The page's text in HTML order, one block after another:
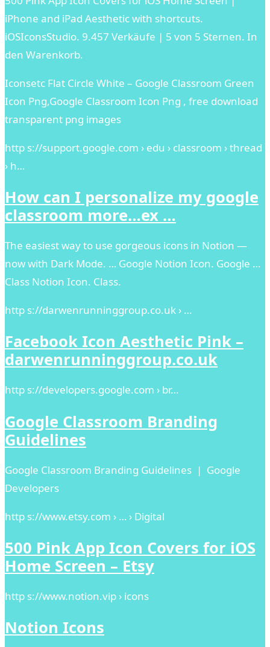
iPhone and iPad Aesthetic with shortcuts.
iOSIconsStudio. 9.457 Verkäufe | 5 von 5 Sternen. In
den Warenkorb.
Iconsetc Flat Circle White – Google Classroom Green
Icon Png,Google Classroom Icon Png , free download
transparent png images
http s://support.google.com › edu › classroom › thread
› h…
How can I personalize my google
classroom more…ex …
The easiest way to use gorgeous icons in Notion —
now with Dark Mode. … Google Notion Icon. Google …
Class Notion Icon. Class.
http s://darwenrunninggroup.co.uk › …
Facebook Icon Aesthetic Pink –
darwenrunninggroup.co.uk
http s://developers.google.com › br…
Google Classroom Branding
Guidelines
Google Classroom Branding Guidelines | Google
Developers
http s://www.etsy.com › … › Digital
500 Pink App Icon Covers for iOS
Home Screen – Etsy
http s://www.notion.vip › icons
Notion Icons